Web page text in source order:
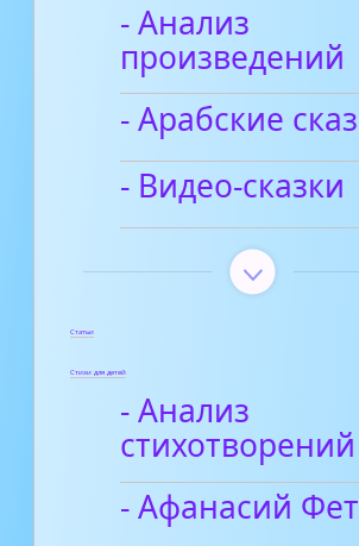
- Анализ
произведений
- Арабские
- Видео-сказки
Статьи
Стихи для детей
- Анализ
стихотворений
- Афанасий Фет